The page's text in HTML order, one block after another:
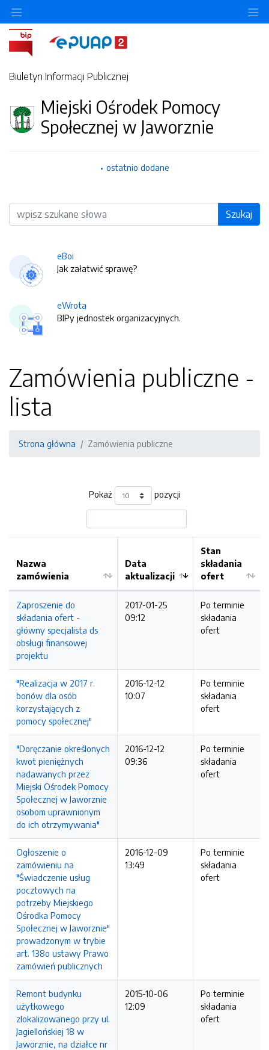
Biuletyn Informacji Publicznej
Miejski Ośrodek Pomocy
Społecznej w Jaworznie
ostatnio dodane
Wyszukiwarka Szukaj
eBoi
Jak załatwić sprawę?
eWrota
BIPy jednostek organizacyjnych.
Zamówienia publiczne -
lista
Strona główna Zamówienia publiczne
Pokaż pozycji
Nazwa
zamówienia
Data
aktualizacji
Stan
składania
ofert
Zaproszenie do
składania ofert -
główny specjalista ds
obsługi finansowej
projektu
2017-01-25
09:12
Po terminie
składania
ofert
"Realizacja w 2017 r.
bonów dla osób
korzystających z
pomocy społecznej"
2016-12-12
10:07
Po terminie
składania
ofert
"Doręczanie określonych
kwot pieniężnych
nadawanych przez
Miejski Ośrodek Pomocy
Społecznej w Jaworznie
osobom uprawnionym
do ich otrzymywania"
2016-12-12
09:36
Po terminie
składania
ofert
Ogłoszenie o
zamówieniu na
"Świadczenie usług
pocztowych na
potrzeby Miejskiego
Ośrodka Pomocy
Społecznej w Jaworznie"
prowadzonym w trybie
art. 138o ustawy Prawo
zamówień publicznych
2016-12-09
13:49
Po terminie
składania
ofert
Remont budynku
użytkowego
zlokalizowanego przy ul.
Jagiellońskiej 18 w
Jaworznie, na działce nr
2015-10-06
12:09
Po terminie
składania
ofert